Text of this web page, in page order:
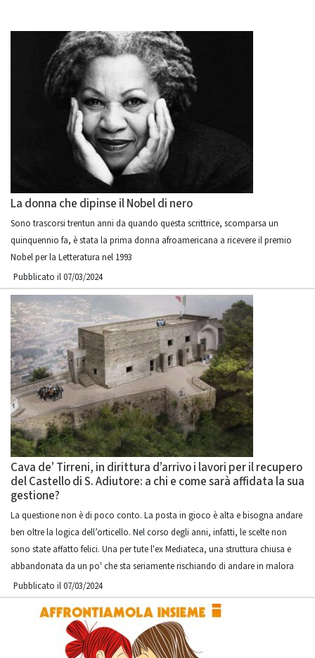
La donna che dipinse il Nobel di nero
Sono trascorsi trentun anni da quando questa scrittrice, scomparsa un
quinquennio fa, è stata la prima donna afroamericana a ricevere il premio
Nobel per la Letteratura nel 1993
Pubblicato il 07/03/2024
Cava de’ Tirreni, in dirittura d’arrivo i lavori per il recupero
del Castello di S. Adiutore: a chi e come sarà affidata la sua
gestione?
La questione non è di poco conto. La posta in gioco è alta e bisogna andare
ben oltre la logica dell’orticello. Nel corso degli anni, infatti, le scelte non
sono state affatto felici. Una per tute l'ex Mediateca, una struttura chiusa e
abbandonata da un po' che sta seriamente rischiando di andare in malora
Pubblicato il 07/03/2024